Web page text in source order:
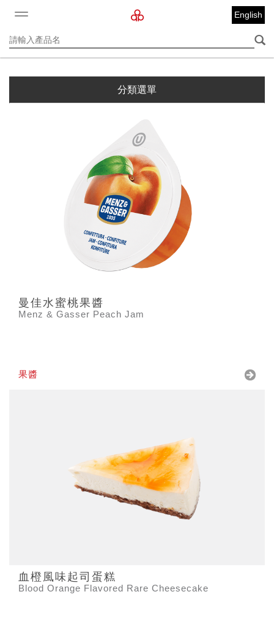
English
分類選單
曼佳水蜜桃果醬
Menz & Gasser Peach Jam
果醬
血橙風味起司蛋糕
Blood Orange Flavored Rare Cheesecake